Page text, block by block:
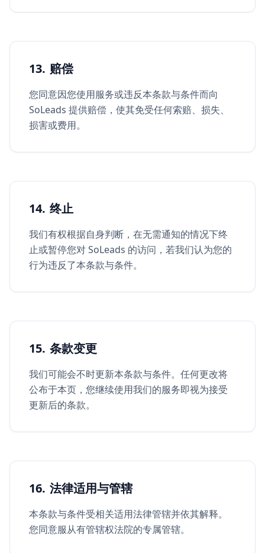
13. 赔偿
您同意因您使用服务或违反本条款与条件而向
SoLeads 提供赔偿，使其免受任何索赔、损失、
损害或费用。
14. 终止
我们有权根据自身判断，在无需通知的情况下终
止或暂停您对 SoLeads 的访问，若我们认为您的
行为违反了本条款与条件。
15. 条款变更
我们可能会不时更新本条款与条件。任何更改将
公布于本页，您继续使用我们的服务即视为接受
更新后的条款。
16. 法律适用与管辖
本条款与条件受相关适用法律管辖并依其解释。
您同意服从有管辖权法院的专属管辖。